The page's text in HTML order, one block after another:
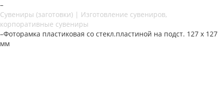
–
Сувениры (заготовки) | Изготовление сувениров,
корпоративные сувениры
–Фоторамка пластиковая со стекл.пластиной на подст. 127 х 127
мм